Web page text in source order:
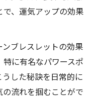
、運気アップの効果
ブレスレットの効果
に有名なパワースポ
した秘訣を日常的に
流れを掴むことがで